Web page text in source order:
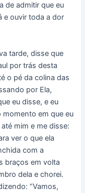
de admitir que eu
e ouvir toda a dor
tarde, disse que
por trás desta
o pé da colina das
por Ela,
eu disse, e eu
em que eu
mim e me disse:
ver o que ela
com a
braços em volta
dela e chorei.
“Vamos,